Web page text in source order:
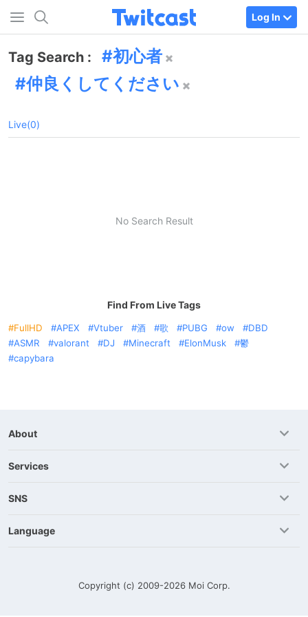
Log In
Tag Search :
初心者
仲良くしてください
Live(0)
No Search Result
Find From Live Tags
FullHD APEX Vtuber 酒 歌 PUBG ow
DBD
ASMR
valorant DJ Minecraft ElonMusk
鬱
capybara
About
Services
SNS
Language
Copyright (c) 2009-2026 Moi Corp.